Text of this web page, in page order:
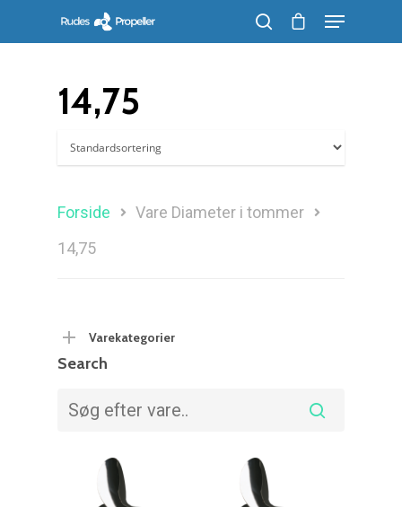
Søg efter et produkt, og tryk på enter
14,75
Forside
Vare Diameter i tommer
14,75
Varekategorier
Search